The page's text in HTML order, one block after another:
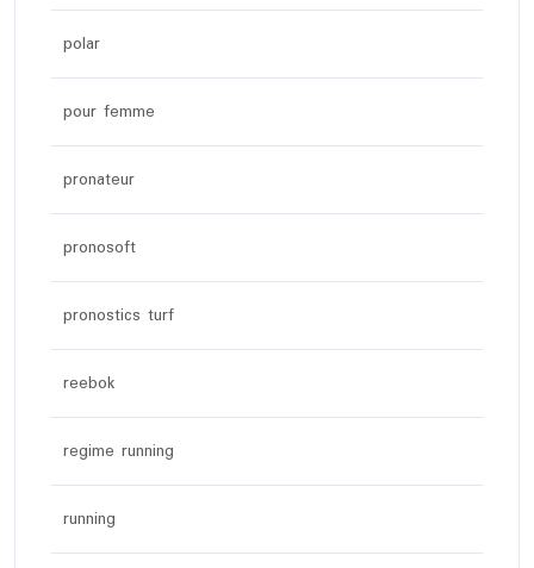
polar
pour femme
pronateur
pronosoft
pronostics turf
reebok
regime running
running